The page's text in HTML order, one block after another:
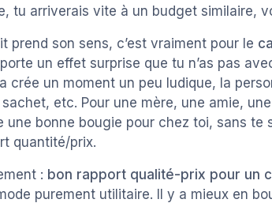
tu arriverais vite à un budget similaire,
prend son sens, c’est vraiment pour le
un effet surprise que tu n’as pas
crée un moment un peu ludique, la
sachet, etc. Pour une mère, une amie,
une bonne bougie pour chez toi, sans te
quantité/prix.
: bon rapport qualité-prix pour un
purement utilitaire. Il y a mieux en